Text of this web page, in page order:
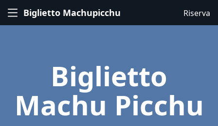
Biglietto Machupicchu Riserva
Biglietto
Machu Picchu